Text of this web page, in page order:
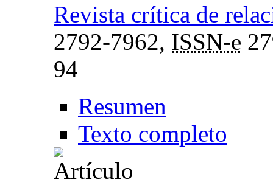
Revista crítica de
2792-7962, ISSN-e
94
Resumen
Texto completo